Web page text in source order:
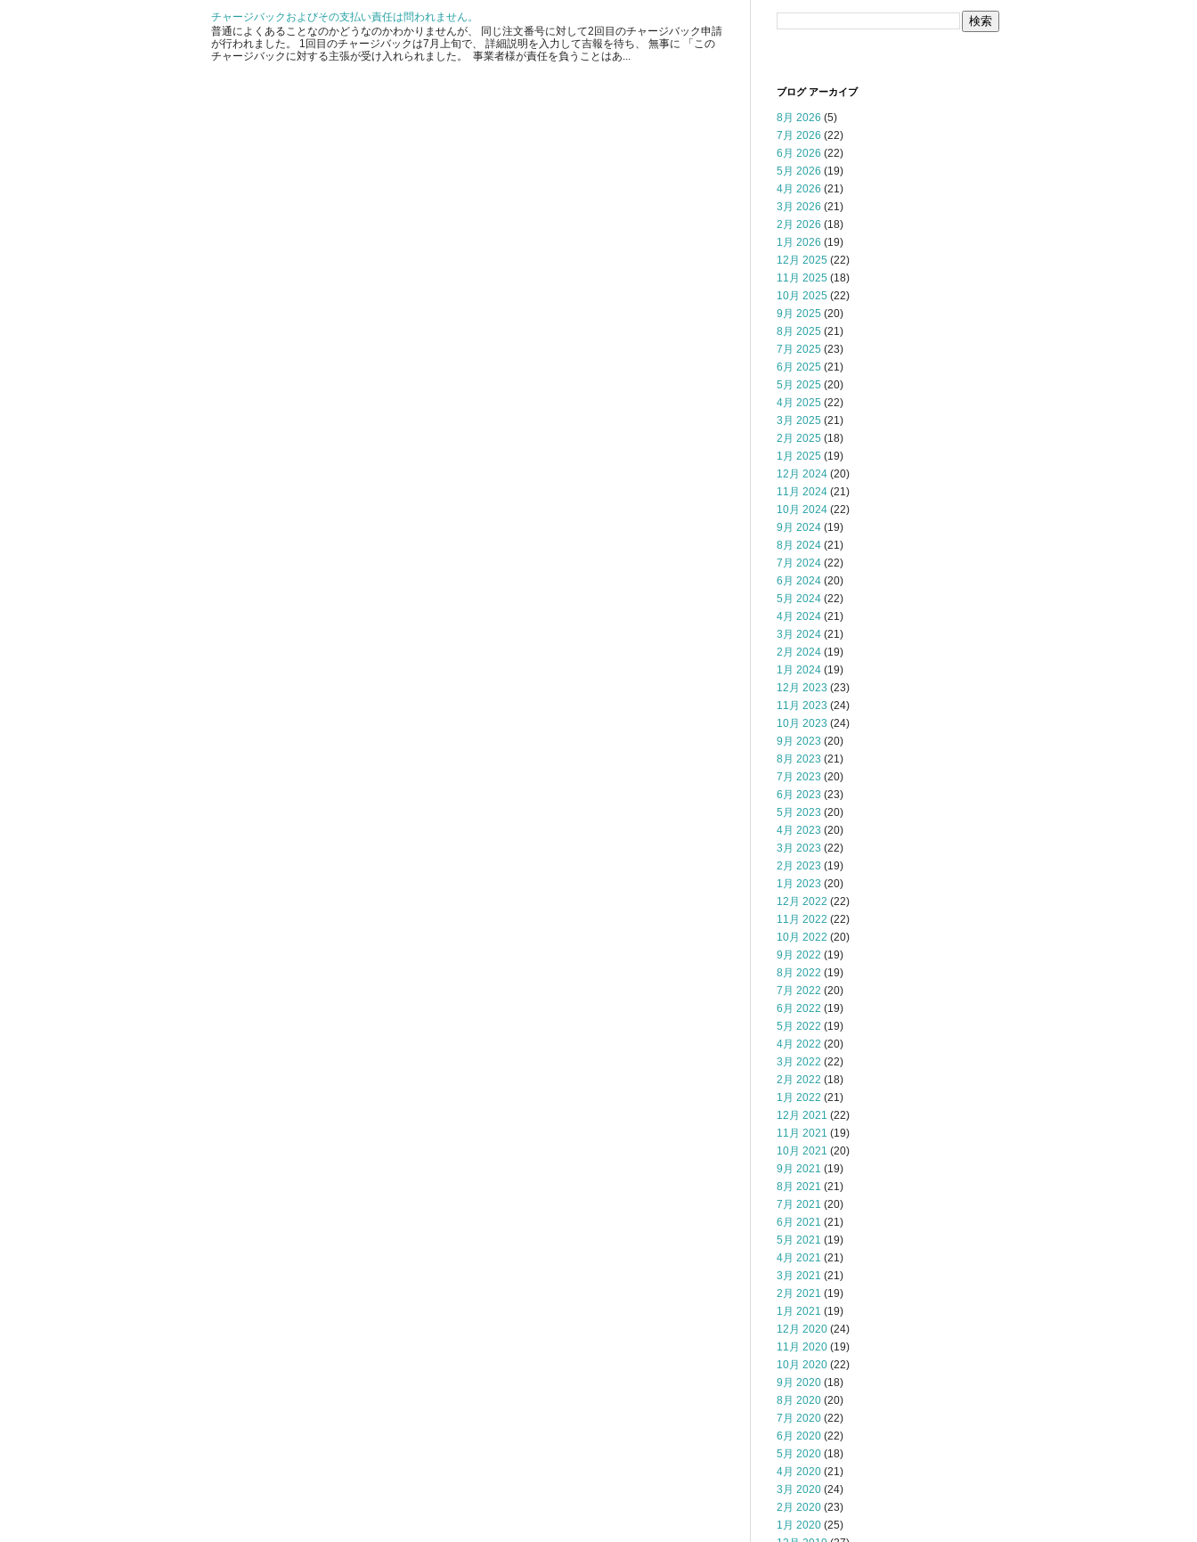
チャージバックおよびその支払い責任は問われません。
普通によくあることなのかどうなのかわかりませんが、 同じ注文番号に対して2回目のチャージバック申請
が行われました。 1回目のチャージバックは7月上旬で、 詳細説明を入力して吉報を待ち、 無事に 「この
チャージバックに対する主張が受け入れられました。 事業者様が責任を負うことはあ...
ブログ アーカイブ
8月 2026 (5)
7月 2026 (22)
6月 2026 (22)
5月 2026 (19)
4月 2026 (21)
3月 2026 (21)
2月 2026 (18)
1月 2026 (19)
12月 2025 (22)
11月 2025 (18)
10月 2025 (22)
9月 2025 (20)
8月 2025 (21)
7月 2025 (23)
6月 2025 (21)
5月 2025 (20)
4月 2025 (22)
3月 2025 (21)
2月 2025 (18)
1月 2025 (19)
12月 2024 (20)
11月 2024 (21)
10月 2024 (22)
9月 2024 (19)
8月 2024 (21)
7月 2024 (22)
6月 2024 (20)
5月 2024 (22)
4月 2024 (21)
3月 2024 (21)
2月 2024 (19)
1月 2024 (19)
12月 2023 (23)
11月 2023 (24)
10月 2023 (24)
9月 2023 (20)
8月 2023 (21)
7月 2023 (20)
6月 2023 (23)
5月 2023 (20)
4月 2023 (20)
3月 2023 (22)
2月 2023 (19)
1月 2023 (20)
12月 2022 (22)
11月 2022 (22)
10月 2022 (20)
9月 2022 (19)
8月 2022 (19)
7月 2022 (20)
6月 2022 (19)
5月 2022 (19)
4月 2022 (20)
3月 2022 (22)
2月 2022 (18)
1月 2022 (21)
12月 2021 (22)
11月 2021 (19)
10月 2021 (20)
9月 2021 (19)
8月 2021 (21)
7月 2021 (20)
6月 2021 (21)
5月 2021 (19)
4月 2021 (21)
3月 2021 (21)
2月 2021 (19)
1月 2021 (19)
12月 2020 (24)
11月 2020 (19)
10月 2020 (22)
9月 2020 (18)
8月 2020 (20)
7月 2020 (22)
6月 2020 (22)
5月 2020 (18)
4月 2020 (21)
3月 2020 (24)
2月 2020 (23)
1月 2020 (25)